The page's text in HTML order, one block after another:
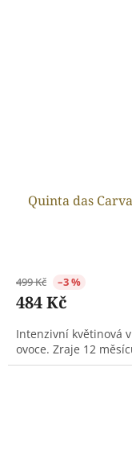
Quinta das
499 Kč –3 %
484 Kč
Intenzivní květinová
ovoce. Zraje 12